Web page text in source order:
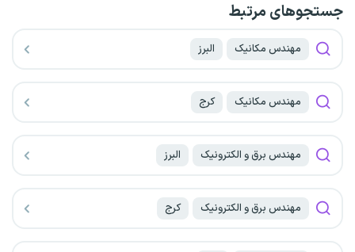
جستجو‌های مرتبط
مهندس مکانیک البرز
مهندس مکانیک کرج
مهندس برق و الکترونیک البرز
مهندس برق و الکترونیک کرج